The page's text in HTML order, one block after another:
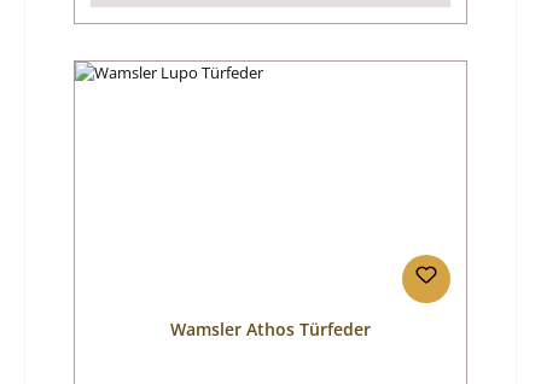
Wamsler Athos Türfeder